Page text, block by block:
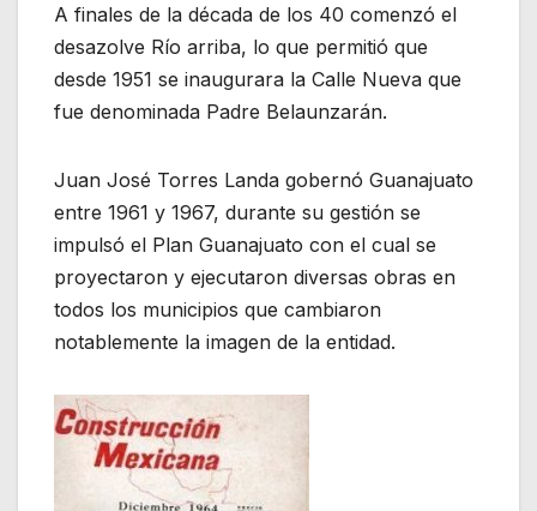
A finales de la década de los 40 comenzó el
desazolve Río arriba, lo que permitió que
desde 1951 se inaugurara la Calle Nueva que
fue denominada Padre Belaunzarán.
Juan José Torres Landa gobernó Guanajuato
entre 1961 y 1967, durante su gestión se
impulsó el Plan Guanajuato con el cual se
proyectaron y ejecutaron diversas obras en
todos los municipios que cambiaron
notablemente la imagen de la entidad.